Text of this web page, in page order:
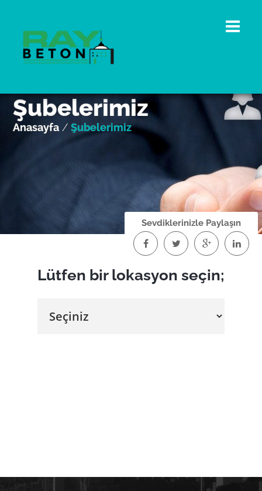
Şubelerimiz
Anasayfa/ Şubelerimiz
Sevdiklerinizle Paylaşın
Lütfen bir lokasyon seçin;